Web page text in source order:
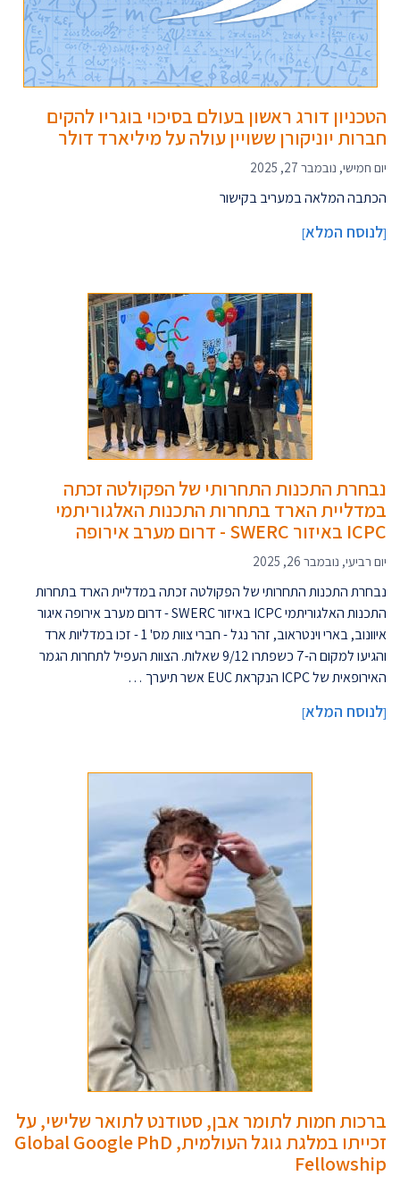
הטכניון דורג ראשון בעולם בסיכוי בוגריו להקים
חברות יוניקורן ששויין עולה על מיליארד דולר
יום חמישי, נובמבר 27, 2025
הכתבה המלאה במעריב בקישור
[לנוסח המלא]
נבחרת התכנות התחרותי של הפקולטה זכתה
במדליית הארד בתחרות התכנות האלגוריתמי
ICPC באיזור SWERC - דרום מערב אירופה
יום רביעי, נובמבר 26, 2025
נבחרת התכנות התחרותי של הפקולטה זכתה במדליית הארד בתחרות
התכנות האלגוריתמי ICPC באיזור SWERC - דרום מערב אירופה איגור
איוונוב, בארי וינטראוב, זהר נגל - חברי צוות מס' 1 - זכו במדליות ארד
והגיעו למקום ה-7 כשפתרו 9/12 שאלות. הצוות העפיל לתחרות הגמר
האירופאית של ICPC הנקראת EUC אשר תיערך …
[לנוסח המלא]
ברכות חמות לתומר אבן, סטודנט לתואר שלישי, על
זכייתו במלגת גוגל העולמית, Global Google PhD
Fellowship